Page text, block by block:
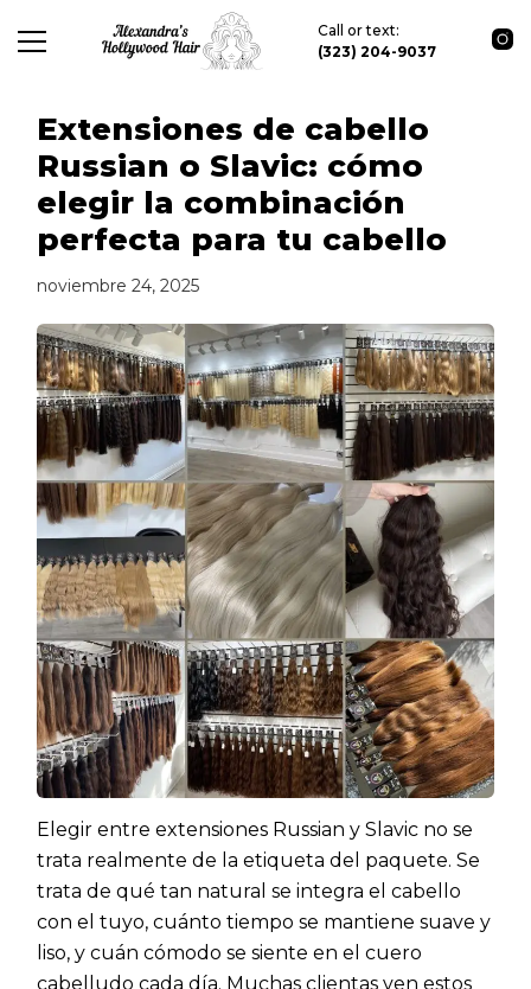
Call or text:
(323) 204-9037
Extensiones de cabello
Russian o Slavic: cómo
elegir la combinación
perfecta para tu cabello
noviembre 24, 2025
Elegir entre extensiones Russian y Slavic no se
trata realmente de la etiqueta del paquete. Se
trata de qué tan natural se integra el cabello
con el tuyo, cuánto tiempo se mantiene suave y
liso, y cuán cómodo se siente en el cuero
cabelludo cada día. Muchas clientas ven estos